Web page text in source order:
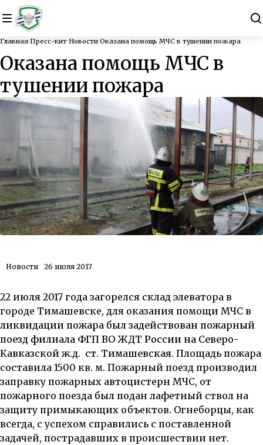
Главная Пресс-кит Новости Оказана помощь МЧС в тушении пожара
Оказана помощь МЧС в
тушении пожара
Новости 26 июля 2017
22 июля 2017 года загорелся склад элеватора в
городе Тимашевске, для оказания помощи МЧС в
ликвидации пожара был задействован пожарный
поезд филиала ФГП ВО ЖДТ России на Северо-
Кавказской ж.д. ст. Тимашевская. Площадь пожара
составила 1500 кв. м. Пожарный поезд производил
заправку пожарных автоцистерн МЧС, от
пожарного поезда был подан лафетный ствол на
защиту примыкающих объектов. Огнеборцы, как
всегда, с успехом справились с поставленной
задачей, пострадавших в происшествии нет.